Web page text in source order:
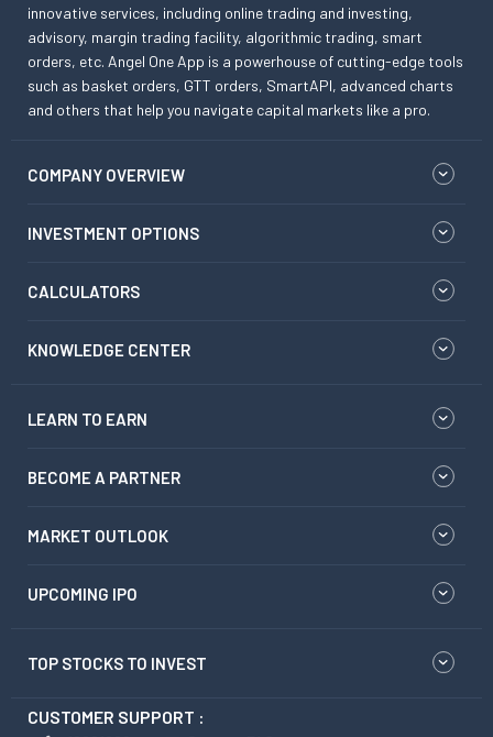
innovative services, including online trading and investing,
advisory, margin trading facility, algorithmic trading, smart
orders, etc. Angel One App is a powerhouse of cutting-edge tools
such as basket orders, GTT orders, SmartAPI, advanced charts
and others that help you navigate capital markets like a pro.
COMPANY OVERVIEW
INVESTMENT OPTIONS
CALCULATORS
KNOWLEDGE CENTER
LEARN TO EARN
BECOME A PARTNER
MARKET OUTLOOK
UPCOMING IPO
TOP STOCKS TO INVEST
CUSTOMER SUPPORT :